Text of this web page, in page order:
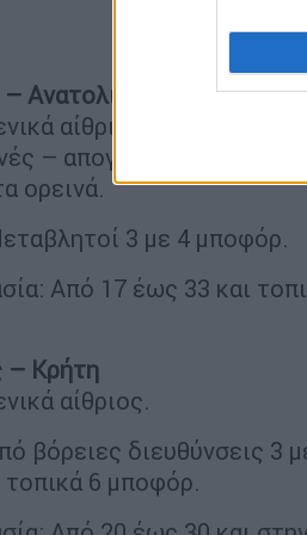
– Ανατολική Στερεά –
αίθριος καιρός με
– απογευματινές
ορεινά.
3 με 4 μποφόρ.
Από 17 έως 33 και
– Κρήτη
αίθριος.
βόρειες διευθύνσεις 3
6 μποφόρ.